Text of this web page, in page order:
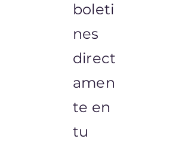
boleti
nes
direct
amen
te en
tu